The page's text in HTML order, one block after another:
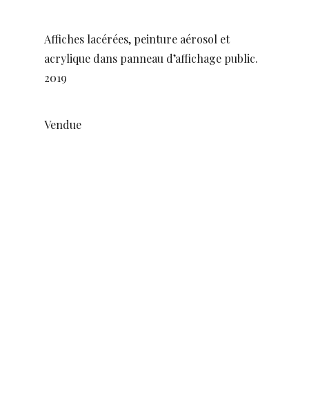
Affiches lacérées, peinture aérosol et
acrylique dans panneau d’affichage public.
2019
Vendue